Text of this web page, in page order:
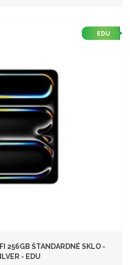
EDU
256GB ŠTANDARDNÉ SKLO -
- EDU